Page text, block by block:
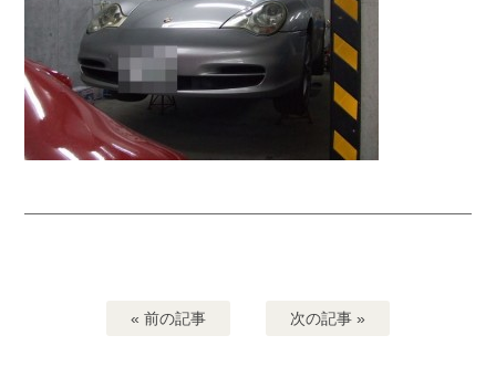
« 前の記事 次の記事 »